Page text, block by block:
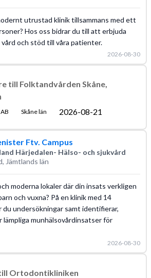
utrustad klinik tillsammans med ett
Hos oss bidrar du till att erbjuda
och stöd till våra patienter.
2026-08-30
till Folktandvården Skåne,
Skåne län 2026-08-21
Ftv. Campus
Härjedalen- Hälso- och sjukvård
Jämtlands län
moderna lokaler där din insats verkligen
och vuxna? På en klinik med 14
undersökningar samt identifierar,
lämpliga munhälsovårdinsatser för
2026-08-30
Ortodontikliniken